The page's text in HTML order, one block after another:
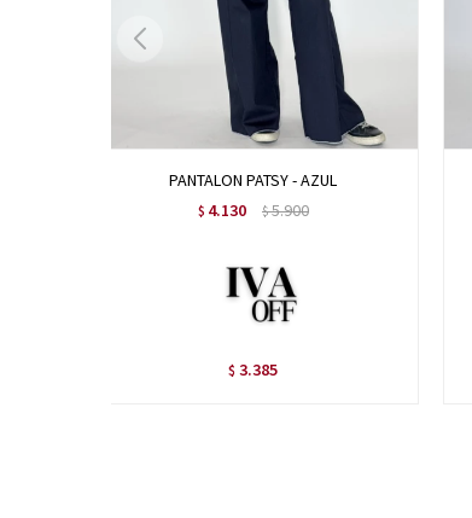
PANTALON PATSY - AZUL
$ 4.130 $5.900
$ 3.385